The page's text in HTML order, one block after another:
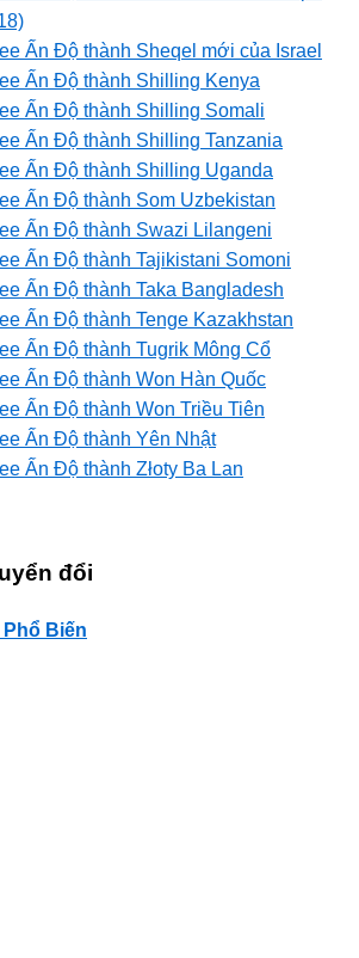
Ấn Độ thành Sheqel mới của Israel
Ấn Độ thành Shilling Kenya
Ấn Độ thành Shilling Somali
Ấn Độ thành Shilling Tanzania
Ấn Độ thành Shilling Uganda
Ấn Độ thành Som Uzbekistan
Ấn Độ thành Swazi Lilangeni
Ấn Độ thành Tajikistani Somoni
Ấn Độ thành Taka Bangladesh
Ấn Độ thành Tenge Kazakhstan
Ấn Độ thành Tugrik Mông Cổ
Ấn Độ thành Won Hàn Quốc
Ấn Độ thành Won Triều Tiên
Ấn Độ thành Yên Nhật
Ấn Độ thành Złoty Ba Lan
đổi
Biến